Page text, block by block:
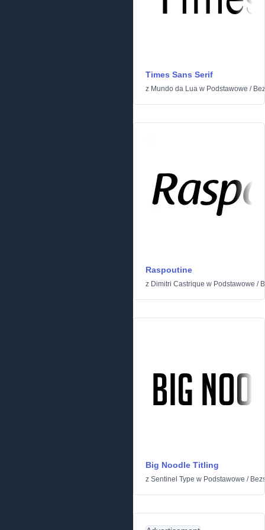
Times Sans Serif
z Mundo da Lua w Podstawowe /
Raspoutine
z Dimitri Castrique w Podstawowe /
Big Noodle Titling
z Sentinel Type w Podstawowe /